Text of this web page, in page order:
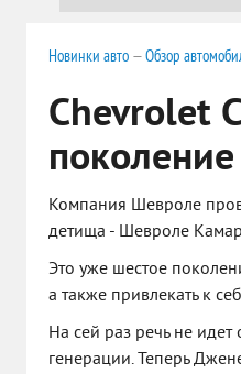
Новинки авто —Обзор
Chevrolet
Компания Шевроле
детища - Шевроле
Это уже шестое
а также привлекать к
На сей раз речь не
генерации. Теперь